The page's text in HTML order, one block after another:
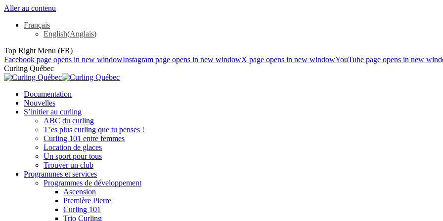
Aller au contenu
Français
English(Anglais)
Top Right Menu (FR)
Facebook page opens in new windowInstagram page opens in new windowX page opens in new windowYouTube page opens in new
Curling Québec
Documentation
Nouvelles
S’initier au curling
ABC du curling
T’es plus curling que tu penses !
Curling 101 entre femmes
Location de glaces
Un sport pour tous
Trouver un club
Programmes et services
Programmes de développement
Ascension
Première Pierre
Curling 101
Trio Curling